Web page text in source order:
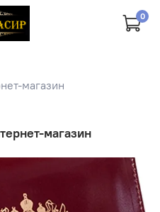
0
магазин
магазин